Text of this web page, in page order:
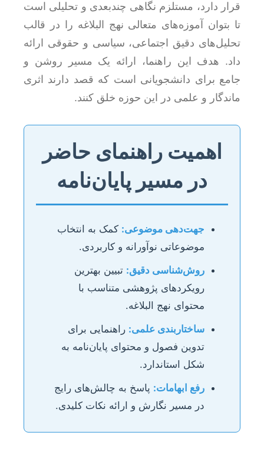
قرار دارد، مستلزم نگاهی چندبعدی و تحلیلی است
تا بتوان آموزه‌های متعالی نهج البلاغه را در قالب
تحلیل‌های دقیق اجتماعی، سیاسی و حقوقی ارائه
داد. هدف این راهنما، ارائه یک مسیر روشن و
جامع برای دانشجویانی است که قصد دارند اثری
ماندگار و علمی در این حوزه خلق کنند.
اهمیت راهنمای حاضر
در مسیر پایان‌نامه
جهت‌دهی موضوعی: کمک به انتخاب
موضوعاتی نوآورانه و کاربردی.
روش‌شناسی دقیق: تبیین بهترین
رویکردهای پژوهشی متناسب با
محتوای نهج البلاغه.
ساختاربندی علمی: راهنمایی برای
تدوین فصول و محتوای پایان‌نامه به
شکل استاندارد.
رفع ابهامات: پاسخ به چالش‌های رایج
در مسیر نگارش و ارائه نکات کلیدی.